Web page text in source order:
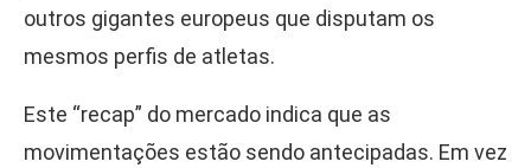
outros gigantes europeus que disputam os
mesmos perfis de atletas.
Este “recap” do mercado indica que as
movimentações estão sendo antecipadas. Em vez